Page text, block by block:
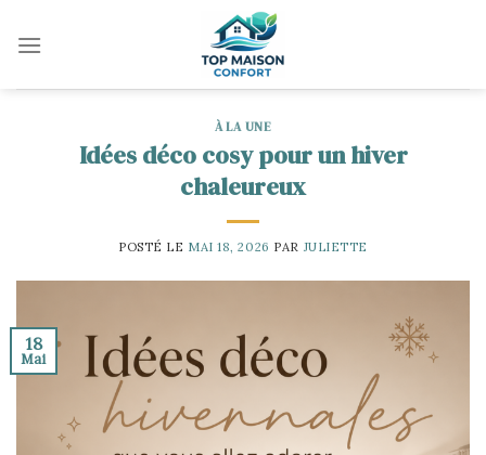
À LA UNE
Idées déco cosy pour un hiver
chaleureux
POSTÉ LE MAI 18, 2026 PAR JULIETTE
18
Mai